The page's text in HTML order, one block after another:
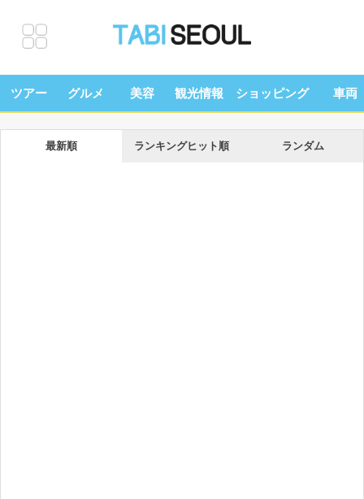
ツアー グルメ 美容 観光情報 ショッピング 車両
最新順 ランキングヒット順 ランダム